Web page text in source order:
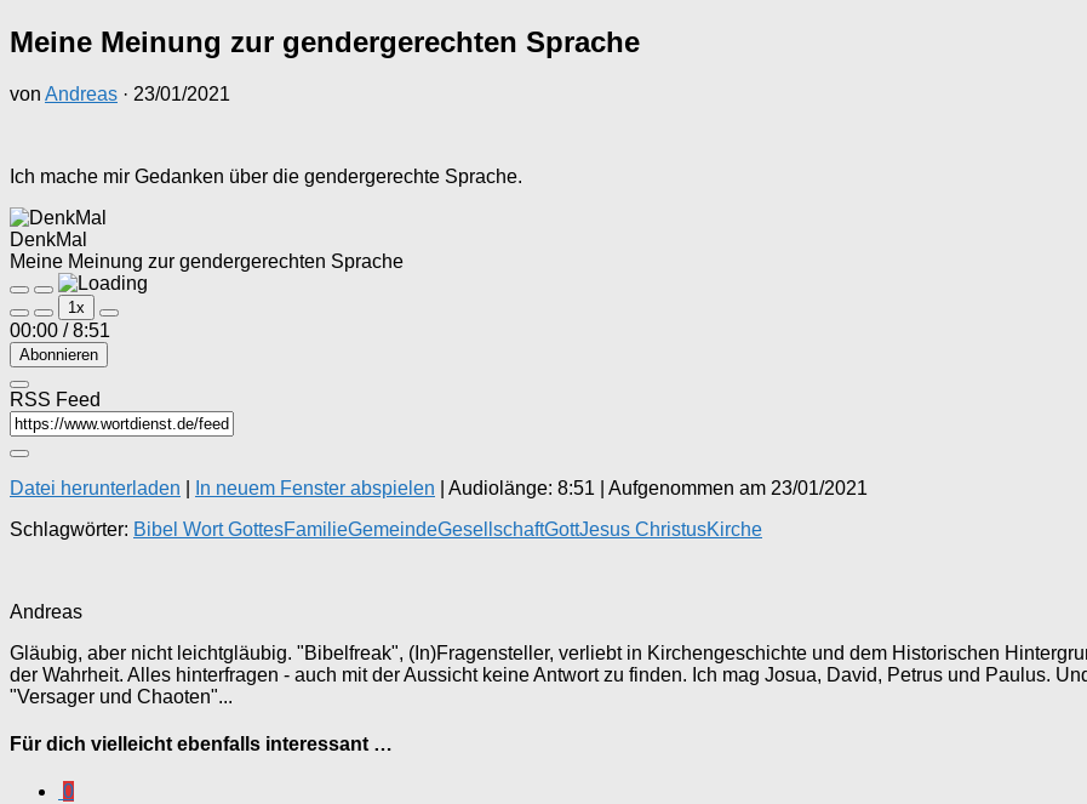
Meine Meinung zur gendergerechten Sprache
von Andreas · 23/01/2021
Ich mache mir Gedanken über die gendergerechte Sprache.
DenkMal
Meine Meinung zur gendergerechten Sprache
Play
Episode
Pause
Episode
1x
00:00 / 8:51
Abonnieren
RSS Feed
Datei herunterladen In neuem Fenster abspielen Audiolänge: 8:51
Aufgenommen am 23/01/2021
Schlagwörter: Bibel Wort GottesFamilieGemeindeGesellschaftGottJesus ChristusKirche
Andreas
Gläubig, aber nicht leichtgläubig. "Bibelfreak", (In)Fragensteller, verliebt in Kirchengeschichte und dem Historischen
der Wahrheit. Alles hinterfragen - auch mit der Aussicht keine Antwort zu finden. Ich mag Josua, David, Petrus und Paulus.
"Versager und Chaoten"...
Für dich vielleicht ebenfalls interessant …
0